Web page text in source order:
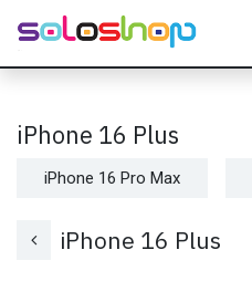
Passa al contenuto
iPhone 16 Plus
iPhone 16 Pro Max
iPhone 16 Plus